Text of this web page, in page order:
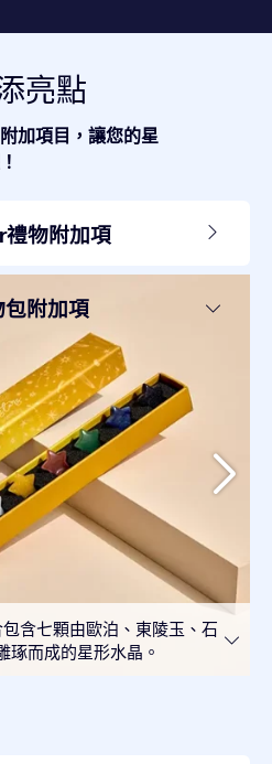
亮點
加項目，讓您的星
物附加項
附加項
含七顆由歐泊、東陵玉、石
琢而成的星形水晶。